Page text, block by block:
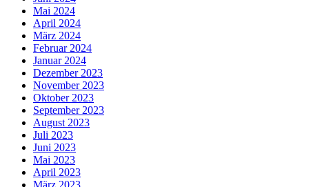
Mai 2024
April 2024
März 2024
Februar 2024
Januar 2024
Dezember 2023
November 2023
Oktober 2023
September 2023
August 2023
Juli 2023
Juni 2023
Mai 2023
April 2023
März 2023